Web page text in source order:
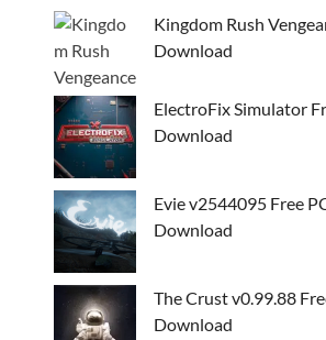
Kingdom Rush
Download
ElectroFix Simulator
Download
Evie v2544095 Free
Download
The Crust v0.99.88
Download